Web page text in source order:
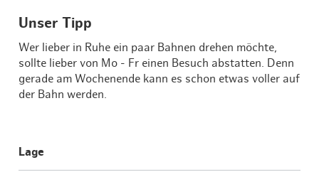
Unser Tipp
Wer lieber in Ruhe ein paar Bahnen drehen möchte,
sollte lieber von Mo - Fr einen Besuch abstatten. Denn
gerade am Wochenende kann es schon etwas voller auf
der Bahn werden.
Lage